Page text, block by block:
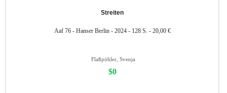
Streiten
Aaf 76 - Hanser Berlin - 2024 - 128 S. - 20,00 €
Flaßpöhler, Svenja
$0